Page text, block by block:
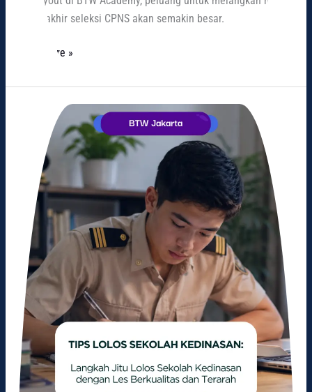
tahap akhir seleksi CPNS akan semakin besar.
Read More »
Sekolah
Kedinasan
dengan
Berkualitas
dan
Terarah